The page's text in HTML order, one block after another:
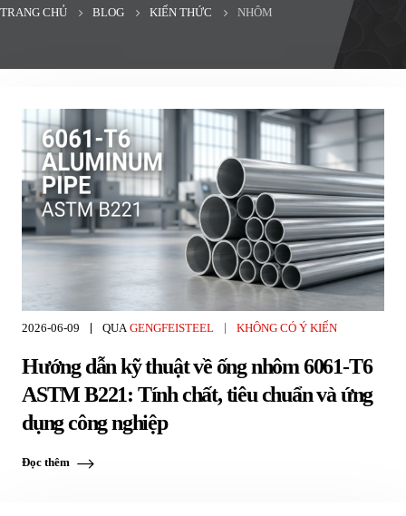
TRANG CHỦ BLOG KIẾN THỨC NHÔM
2026-06-09 QUA GENGFEISTEEL KHÔNG CÓ Ý KIẾN
Hướng dẫn kỹ thuật về ống nhôm 6061-T6
ASTM B221: Tính chất, tiêu chuẩn và ứng
dụng công nghiệp
Đọc thêm